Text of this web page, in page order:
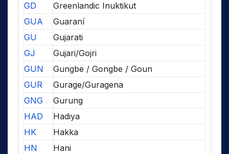
GD
Greenlandic Inuktikut
GUA
Guaraní
GU
Gujarati
GJ
Gujari/Gojri
GUN
Gungbe / Gongbe / Goun
GUR
Gurage/Guragena
GNG
Gurung
HAD
Hadiya
HK
Hakka
HN
Hani